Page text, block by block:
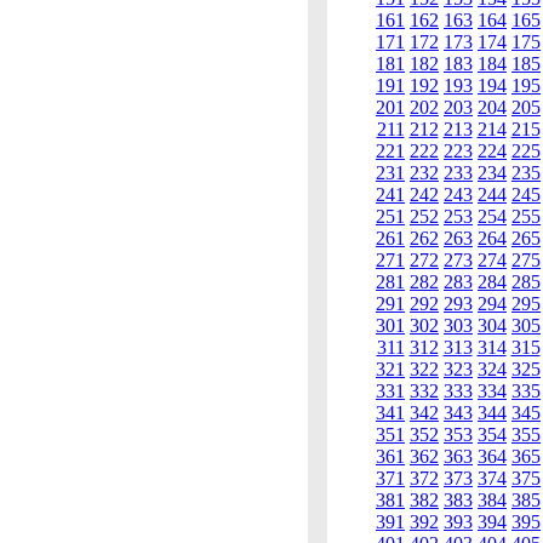
161 162 163 164 165
171 172 173 174 175
181 182 183 184 185
191 192 193 194 195
201 202 203 204 205
211 212 213 214 215
221 222 223 224 225
231 232 233 234 235
241 242 243 244 245
251 252 253 254 255
261 262 263 264 265
271 272 273 274 275
281 282 283 284 285
291 292 293 294 295
301 302 303 304 305
311 312 313 314 315
321 322 323 324 325
331 332 333 334 335
341 342 343 344 345
351 352 353 354 355
361 362 363 364 365
371 372 373 374 375
381 382 383 384 385
391 392 393 394 395